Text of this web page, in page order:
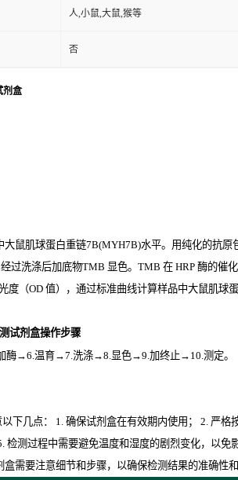
人,小鼠,大鼠,猴等
否
剂盒
大鼠肌球蛋白重链7B(MYH7B)水平。用纯化的抗原
过洗涤后加底物TMB 显色。 TMB 在 HRP 酶的催
度（OD 值），通过标准曲线计算样品中大鼠肌球
试剂盒操作步骤
→6.温育→7.洗涤→8.显色→9.加终止→10.测定。
下几点： 1. 确保试剂盒在有效期内使用； 2. 严
检测过程中需要避免温度和湿度的剧烈变化，以
需要注意细节和步骤，以确保检测结果的准确性和